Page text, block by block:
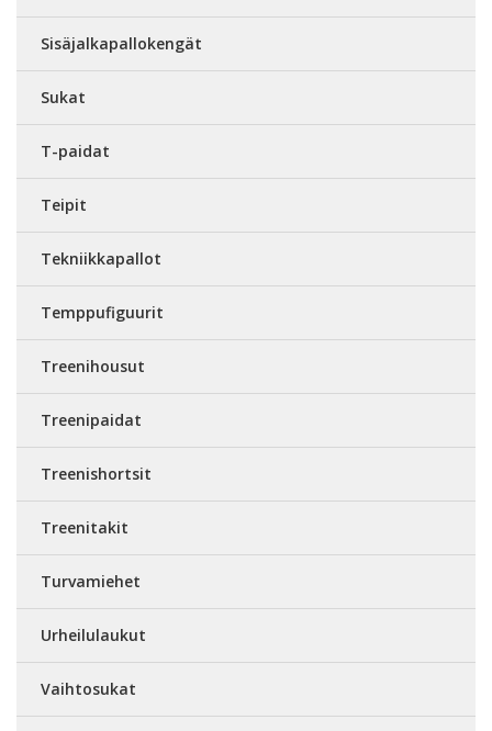
Sisäjalkapallokengät
Sukat
T-paidat
Teipit
Tekniikkapallot
Temppufiguurit
Treenihousut
Treenipaidat
Treenishortsit
Treenitakit
Turvamiehet
Urheilulaukut
Vaihtosukat